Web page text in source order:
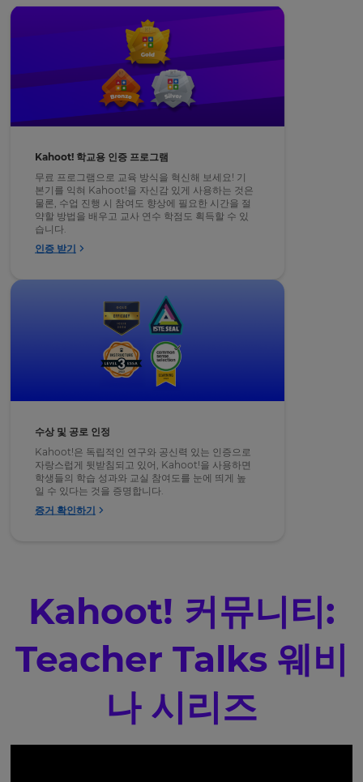
Kahoot! 학교용 인증 프로그램
무료 프로그램으로 교육 방식을 혁신해 보세요! 기
본기를 익혀 Kahoot!을 자신감 있게 사용하는 것은
물론, 수업 진행 시 참여도 향상에 필요한 시간을 절
약할 방법을 배우고 교사 연수 학점도 획득할 수 있
습니다.
인증 받기
수상 및 공로 인정
Kahoot!은 독립적인 연구와 공신력 있는 인증으로
자랑스럽게 뒷받침되고 있어, Kahoot!을 사용하면
학생들의 학습 성과와 교실 참여도를 눈에 띄게 높
일 수 있다는 것을 증명합니다.
증거 확인하기
Kahoot! 커뮤니티:
Teacher Talks 웨비
나 시리즈
Language
your
preferred
the
update
the